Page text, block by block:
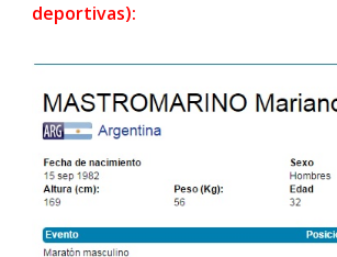
deportivas):